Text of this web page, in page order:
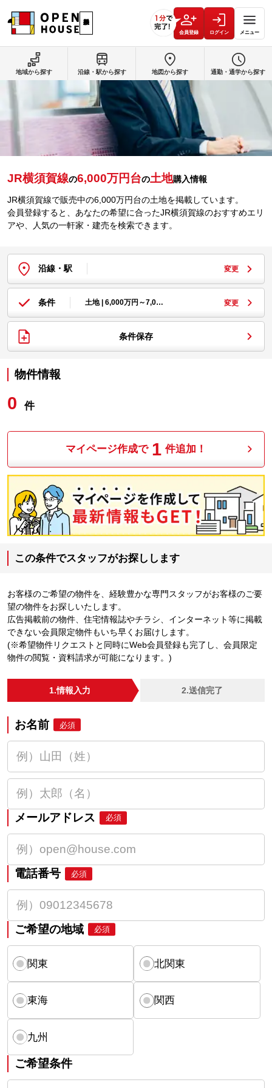
会員登録 ログイン メニュー
JR横須賀線の6,000万円台の土地購入情報
JR横須賀線で販売中の6,000万円台の土地を掲載しています。
会員登録すると、あなたの希望に合ったJR横須賀線のおすすめエリ
アや、人気の一軒家・建売を検索できます。
沿線・駅 変更
条件 土地 | 6,000万円～7,0… 変更
条件保存
物件情報
0 件
マイページ作成で 1 件追加！
この条件でスタッフがお探しします
お客様のご希望の物件を、経験豊かな専門スタッフがお客様のご要
望の物件をお探しいたします。
広告掲載前の物件、住宅情報誌やチラシ、インターネット等に掲載
できない会員限定物件もいち早くお届けします。
(※希望物件リクエストと同時にWeb会員登録も完了し、会員限定
物件の閲覧・資料請求が可能になります。)
1.情報入力 2.送信完了
お名前 必須
メールアドレス 必須
電話番号 必須
ご希望の地域 必須
関東 北関東
東海 関西
九州
ご希望条件
地域から探す 沿線・駅から探す 地図から探す 通勤・通学から探す